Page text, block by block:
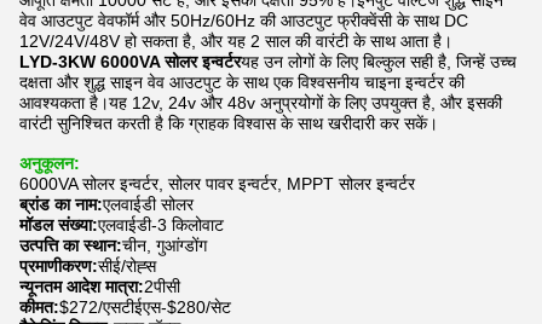
वेव आउटपुट वेवफॉर्म और 50Hz/60Hz की आउटपुट फ्रीक्वेंसी के साथ DC
12V/24V/48V हो सकता है, और यह 2 साल की वारंटी के साथ आता है।
LYD-3KW 6000VA सोलर इन्वर्टरयह उन लोगों के लिए बिल्कुल सही है, जिन्हें उच्च
दक्षता और शुद्ध साइन वेव आउटपुट के साथ एक विश्वसनीय चाइना इन्वर्टर की
आवश्यकता है।यह 12v, 24v और 48v अनुप्रयोगों के लिए उपयुक्त है, और इसकी
वारंटी सुनिश्चित करती है कि ग्राहक विश्वास के साथ खरीदारी कर सकें।
अनुकूलन:
6000VA सोलर इन्वर्टर, सोलर पावर इन्वर्टर, MPPT सोलर इन्वर्टर
ब्रांड का नाम:एलवाईडी सोलर
मॉडल संख्या:एलवाईडी-3 किलोवाट
उत्पत्ति का स्थान:चीन, गुआंग्डोंग
प्रमाणीकरण:सीई/रोह्स
न्यूनतम आदेश मात्रा:2पीसी
कीमत:$272/एसटीईएस-$280/सेट